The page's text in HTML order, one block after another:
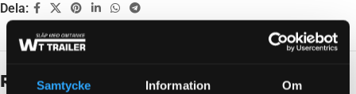
Samtycke Information Om
Dela:
Beskrivning